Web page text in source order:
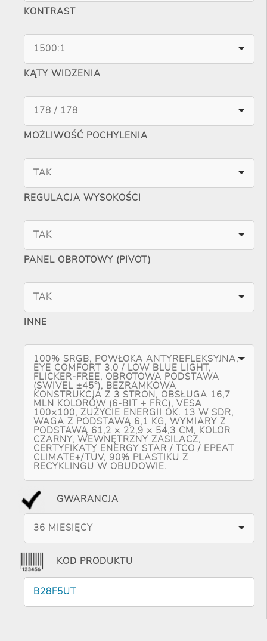
KONTRAST
1500:1
KĄTY WIDZENIA
178 / 178
MOŻLIWOŚĆ POCHYLENIA
TAK
REGULACJA WYSOKOŚCI
TAK
PANEL OBROTOWY (PIVOT)
TAK
INNE
100% SRGB, POWŁOKA ANTYREFLEKSYJNA,
EYE COMFORT 3.0 / LOW BLUE LIGHT,
FLICKER-FREE, OBROTOWA PODSTAWA
(SWIVEL ±45°), BEZRAMKOWA
KONSTRUKCJA Z 3 STRON, OBSŁUGA 16,7
MLN KOLORÓW (6-BIT + FRC), VESA
100×100, ZUŻYCIE ENERGII OK. 13 W SDR,
WAGA Z PODSTAWĄ 6,1 KG, WYMIARY Z
PODSTAWĄ 61,2 × 22,9 × 54,3 CM, KOLOR
CZARNY, WEWNĘTRZNY ZASILACZ,
CERTYFIKATY ENERGY STAR / TCO / EPEAT
CLIMATE+/TÜV, 90% PLASTIKU Z
RECYKLINGU W OBUDOWIE.
GWARANCJA
36 MIESIĘCY
KOD PRODUKTU
B28F5UT